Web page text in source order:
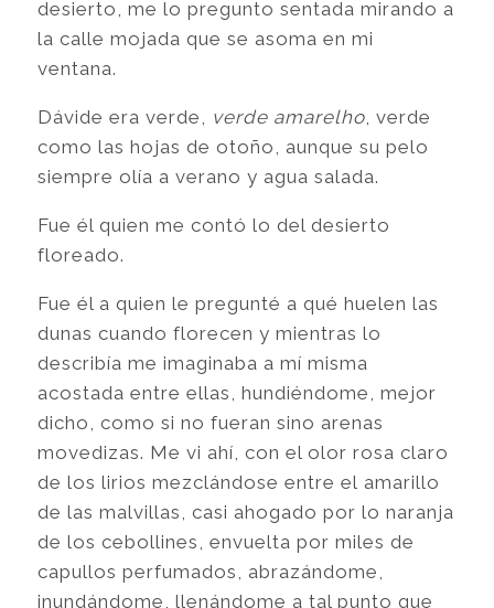
desierto, me lo pregunto sentada mirando a
la calle mojada que se asoma en mi
ventana.
Dávide era verde, verde amarelho, verde
como las hojas de otoño, aunque su pelo
siempre olía a verano y agua salada.
Fue él quien me contó lo del desierto
floreado.
Fue él a quien le pregunté a qué huelen las
dunas cuando florecen y mientras lo
describía me imaginaba a mí misma
acostada entre ellas, hundiéndome, mejor
dicho, como si no fueran sino arenas
movedizas. Me vi ahí, con el olor rosa claro
de los lirios mezclándose entre el amarillo
de las malvillas, casi ahogado por lo naranja
de los cebollines, envuelta por miles de
capullos perfumados, abrazándome,
inundándome, llenándome a tal punto que